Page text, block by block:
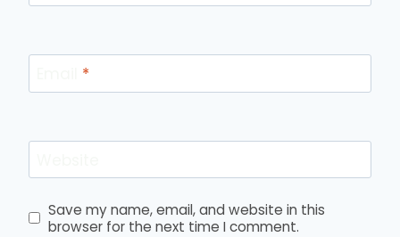
*
Save my name, email, and website in this
browser for the next time I comment.